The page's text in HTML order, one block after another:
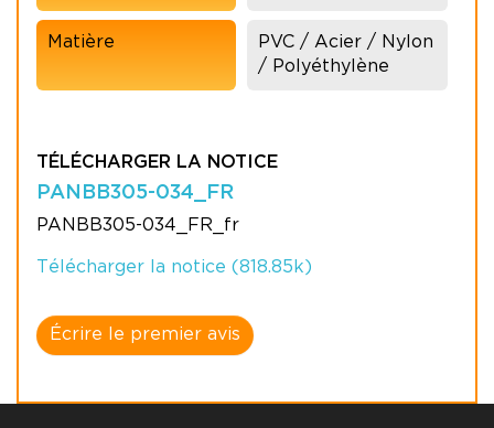
Matière
PVC / Acier / Nylon
/ Polyéthylène
TÉLÉCHARGER LA NOTICE
PANBB305-034_FR
PANBB305-034_FR_fr
Télécharger la notice (818.85k)
Écrire le premier avis